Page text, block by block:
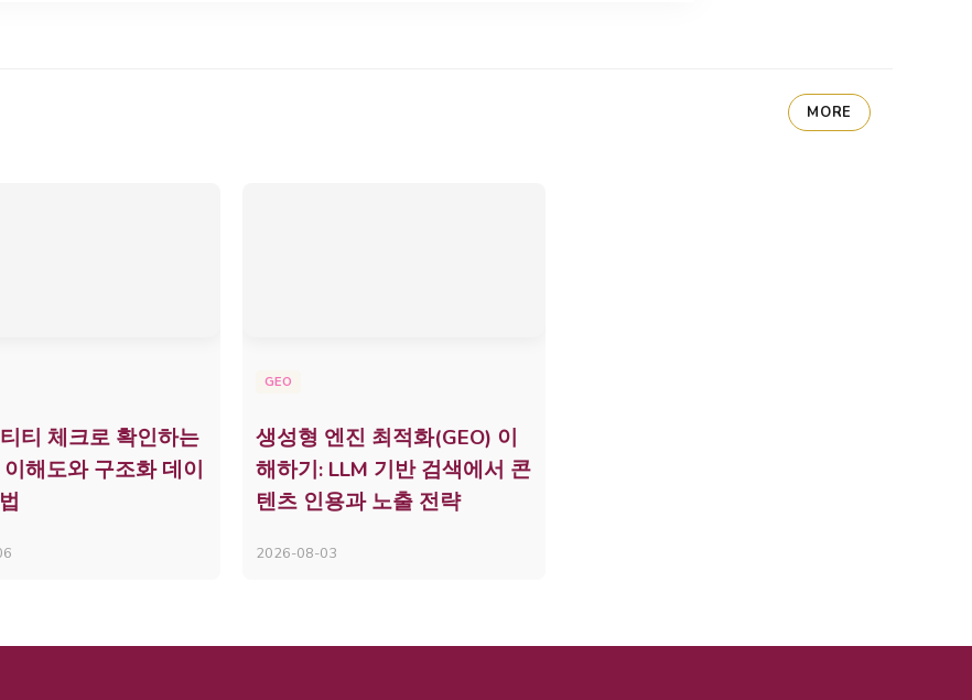
MORE
티 체크로 확인하는
해도와 구조화 데이
GEO
생성형 엔진 최적화(GEO) 이
해하기: LLM 기반 검색에서 콘
텐츠 인용과 노출 전략
2026-08-03